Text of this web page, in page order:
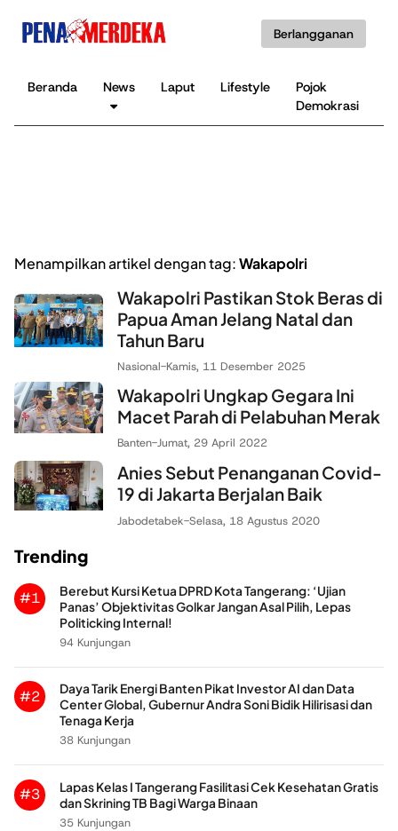
Berlangganan
Beranda News Laput Lifestyle
Pojok
Demokrasi
Menampilkan artikel dengan tag:Wakapolri
Wakapolri Pastikan Stok Beras di
Papua Aman Jelang Natal dan
Tahun Baru
Nasional-Kamis, 11 Desember 2025
Wakapolri Ungkap Gegara Ini
Macet Parah di Pelabuhan Merak
Banten-Jumat, 29 April 2022
Anies Sebut Penanganan Covid-
19 di Jakarta Berjalan Baik
Jabodetabek-Selasa, 18 Agustus 2020
Trending
#1
Berebut Kursi Ketua DPRD Kota Tangerang: ‘Ujian
Panas’ Objektivitas Golkar Jangan Asal Pilih, Lepas
Politicking Internal!
94 Kunjungan
#2
Daya Tarik Energi Banten Pikat Investor AI dan Data
Center Global, Gubernur Andra Soni Bidik Hilirisasi dan
Tenaga Kerja
38 Kunjungan
#3
Lapas Kelas I Tangerang Fasilitasi Cek Kesehatan Gratis
dan Skrining TB Bagi Warga Binaan
35 Kunjungan